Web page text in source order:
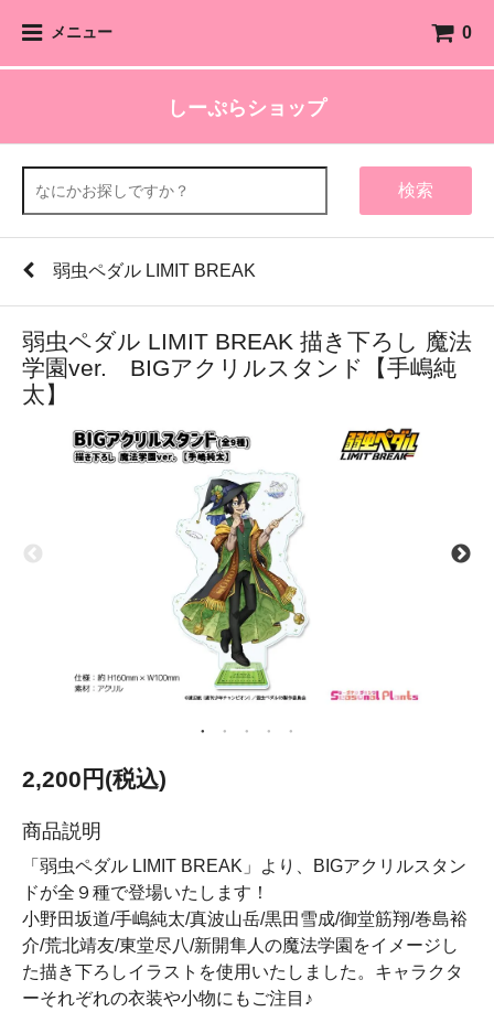
メニュー 0
しーぷらショップ
検索
弱虫ペダル LIMIT BREAK
弱虫ペダル LIMIT BREAK 描き下ろし 魔法
学園ver. BIGアクリルスタンド【手嶋純
太】
2,200円(税込)
商品説明
「弱虫ペダル LIMIT BREAK」より、BIGアクリルスタン
ドが全９種で登場いたします！
小野田坂道/手嶋純太/真波山岳/黒田雪成/御堂筋翔/巻島裕
介/荒北靖友/東堂尽八/新開隼人の魔法学園をイメージし
た描き下ろしイラストを使用いたしました。キャラクタ
ーそれぞれの衣装や小物にもご注目♪